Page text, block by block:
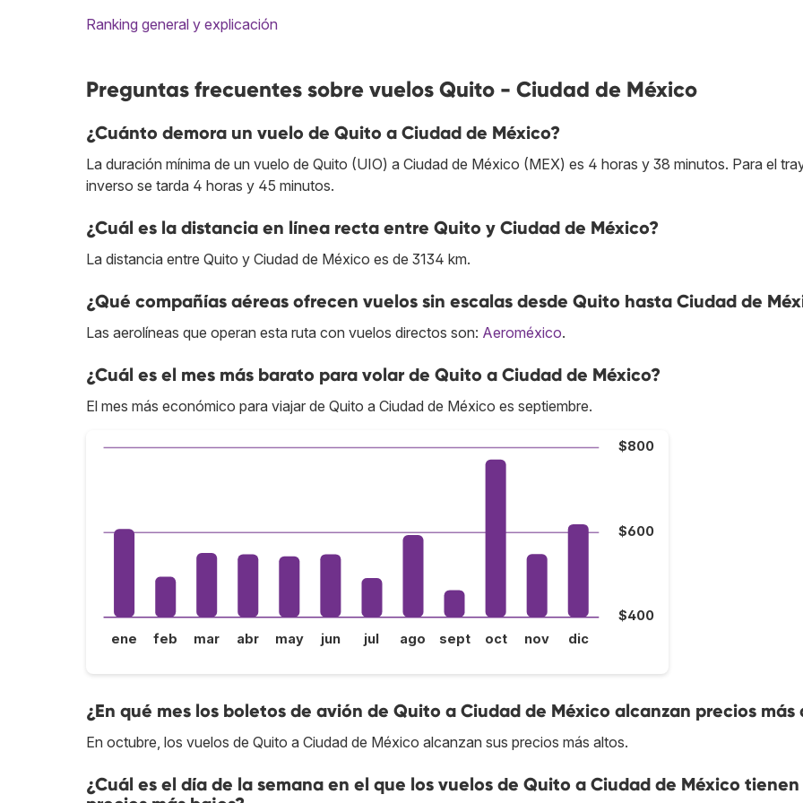
Ranking general y explicación
Preguntas frecuentes sobre vuelos Quito - Ciudad de México
¿Cuánto demora un vuelo de Quito a Ciudad de México?
La duración mínima de un vuelo de Quito (UIO) a Ciudad de México (MEX) es 4 horas y 38 minutos. Para el
inverso se tarda 4 horas y 45 minutos.
¿Cuál es la distancia en línea recta entre Quito y Ciudad de México?
La distancia entre Quito y Ciudad de México es de 3134 km.
¿Qué compañías aéreas ofrecen vuelos sin escalas desde Quito hasta Ciudad de
Las aerolíneas que operan esta ruta con vuelos directos son: Aeroméxico.
¿Cuál es el mes más barato para volar de Quito a Ciudad de México?
El mes más económico para viajar de Quito a Ciudad de México es septiembre.
$400
$600
$800
ene feb mar abr may jun jul ago sept oct nov dic
¿En qué mes los boletos de avión de Quito a Ciudad de México alcanzan precios más
En octubre, los vuelos de Quito a Ciudad de México alcanzan sus precios más altos.
¿Cuál es el día de la semana en el que los vuelos de Quito a Ciudad de México tienen